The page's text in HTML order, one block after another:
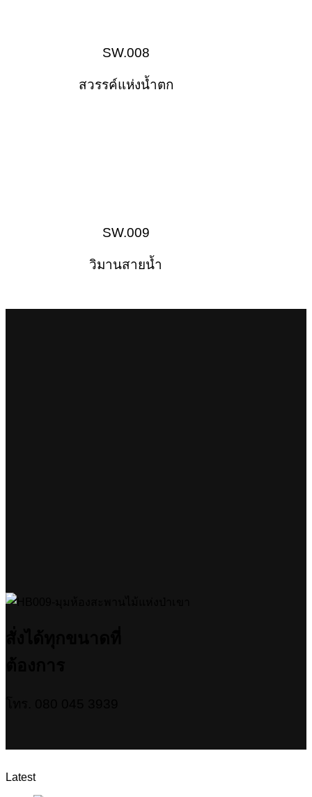
SW.008
สวรรค์แห่งน้ำตก
SW.009
วิมานสายน้ำ
Latest